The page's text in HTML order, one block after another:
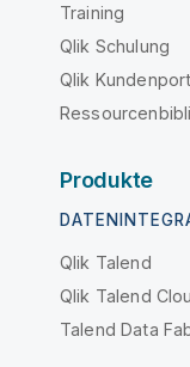
Training
Qlik Schulung
Qlik
Produkte
Qlik Talend
Qlik Talend
Talend Data